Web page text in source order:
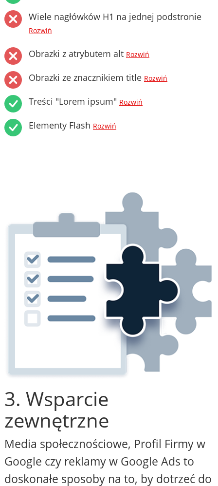
Wiele nagłówków H1 na jednej podstronie
Rozwiń
Obrazki z atrybutem alt Rozwiń
Obrazki ze znacznikiem title Rozwiń
Treści "Lorem ipsum" Rozwiń
Elementy Flash Rozwiń
3. Wsparcie
zewnętrzne
Media społecznościowe, Profil Firmy w
Google czy reklamy w Google Ads to
doskonałe sposoby na to, by dotrzeć do